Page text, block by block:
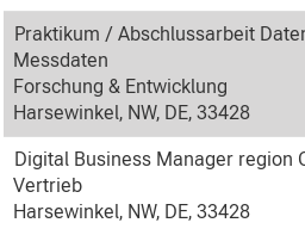
Praktikum / Abschlussarbeit
Messdaten
Forschung & Entwicklung
Harsewinkel, NW, DE, 33428
Digital Business Manager region
Vertrieb
Harsewinkel, NW, DE, 33428